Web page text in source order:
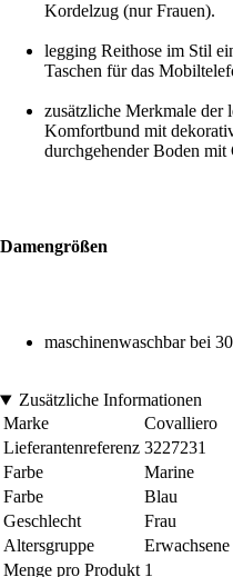
Kordelzug (nur Frauen).
legging Reithose im Stil
Taschen für das
zusätzliche Merkmale der
Komfortbund mit
durchgehender Boden
Damengrößen
maschinenwaschbar bei
Zusätzliche Informationen
Marke
Covalliero
Lieferantenreferenz 3227231
Farbe
Marine
Farbe
Blau
Geschlecht
Frau
Altersgruppe
Erwachsene
Menge pro Produkt 1